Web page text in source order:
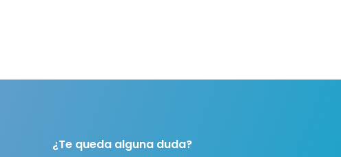
¿Te queda alguna duda?